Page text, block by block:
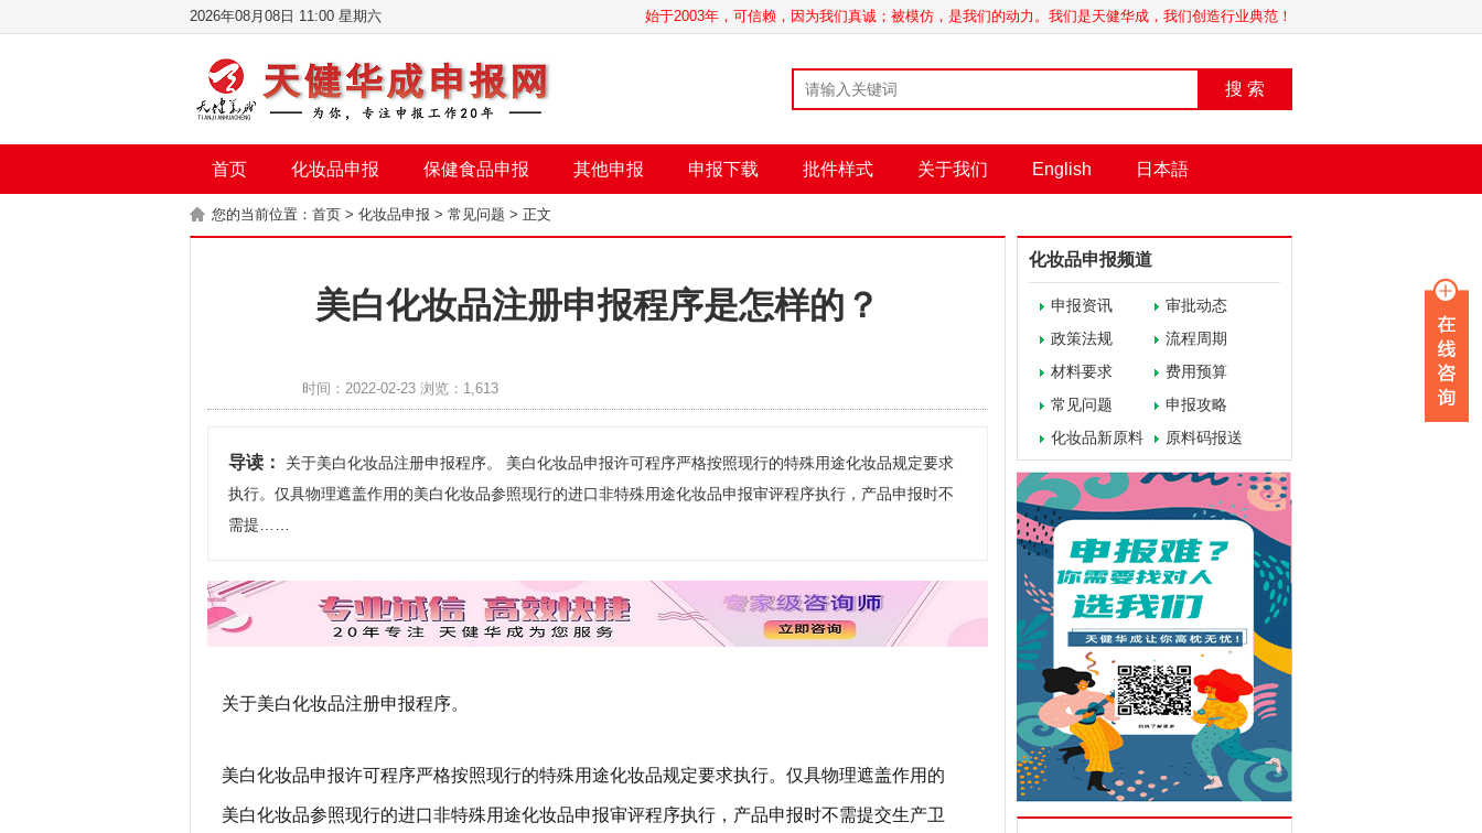
始于2003年，可信赖，因为我们真诚；被模仿，是我们的动力。我们是天健华成，我们创造行业典范！
2026年08月08日 11:00 星期六
搜 索
首页 化妆品申报 保健食品申报 其他申报 申报下载 批件样式 关于我们 English 日本語
您的当前位置： 首页 > 化妆品申报 > 常见问题 > 正文
美白化妆品注册申报程序是怎样的？
时间：2022-02-23 浏览：1,613
导读：
关于美白化妆品注册申报程序。 美白化妆品申报许可程序严格按照现行的特殊用途化妆品规定要求
执行。仅具物理遮盖作用的美白化妆品参照现行的进口非特殊用途化妆品申报审评程序执行，产品申报时不
需提……
关于美白化妆品注册申报程序。
美白化妆品申报许可程序严格按照现行的特殊用途化妆品规定要求执行。仅具物理遮盖作用的
美白化妆品参照现行的进口非特殊用途化妆品申报审评程序执行，产品申报时不需提交生产卫
化妆品申报频道
申报资讯
审批动态
政策法规
流程周期
材料要求
费用预算
常见问题
申报攻略
化妆品新原料
原料码报送